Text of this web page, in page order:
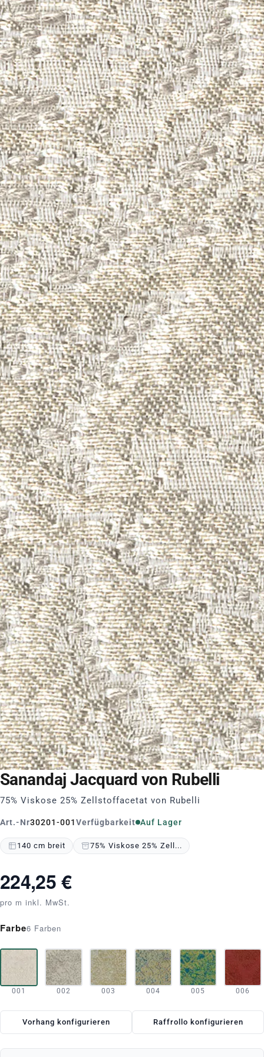
Sanandaj Jacquard von Rubelli
75% Viskose 25% Zellstoffacetat von Rubelli
Art.-Nr30201-001Verfügbarkeit Auf Lager
140 cm breit 75% Viskose 25% Zell...
224,25 €
pro m inkl. MwSt.
Farbe6 Farben
001 002 003 004 005 006
Vorhang konfigurieren Raffrollo konfigurieren